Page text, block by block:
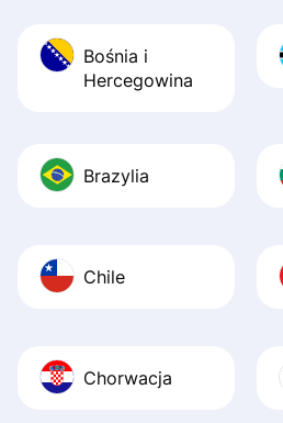
Bośnia i
Hercegowina
Brazylia
Chile
Chorwacja